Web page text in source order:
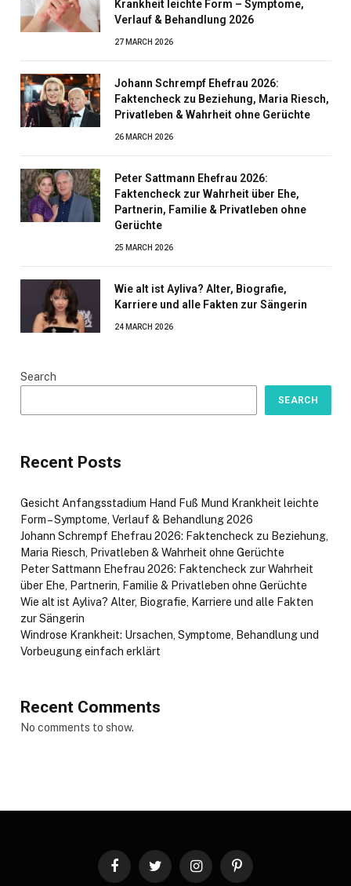
Krankheit leichte Form – Symptome,
Verlauf & Behandlung 2026
27 MARCH 2026
Johann Schrempf Ehefrau 2026:
Faktencheck zu Beziehung, Maria Riesch,
Privatleben & Wahrheit ohne Gerüchte
26 MARCH 2026
Peter Sattmann Ehefrau 2026:
Faktencheck zur Wahrheit über Ehe,
Partnerin, Familie & Privatleben ohne
Gerüchte
25 MARCH 2026
Wie alt ist Ayliva? Alter, Biografie,
Karriere und alle Fakten zur Sängerin
24 MARCH 2026
Search
SEARCH
Recent Posts
Gesicht Anfangsstadium Hand Fuß Mund Krankheit leichte
Form – Symptome, Verlauf & Behandlung 2026
Johann Schrempf Ehefrau 2026: Faktencheck zu Beziehung,
Maria Riesch, Privatleben & Wahrheit ohne Gerüchte
Peter Sattmann Ehefrau 2026: Faktencheck zur Wahrheit
über Ehe, Partnerin, Familie & Privatleben ohne Gerüchte
Wie alt ist Ayliva? Alter, Biografie, Karriere und alle Fakten
zur Sängerin
Windrose Krankheit: Ursachen, Symptome, Behandlung und
Vorbeugung einfach erklärt
Recent Comments
No comments to show.
FacebookTwitter InstagramPinterest